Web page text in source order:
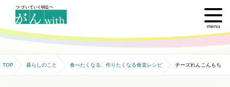
menu
TOP 暮らしのこと 食べたくなる、作りたくなる食楽レシピ チーズれんこんもち